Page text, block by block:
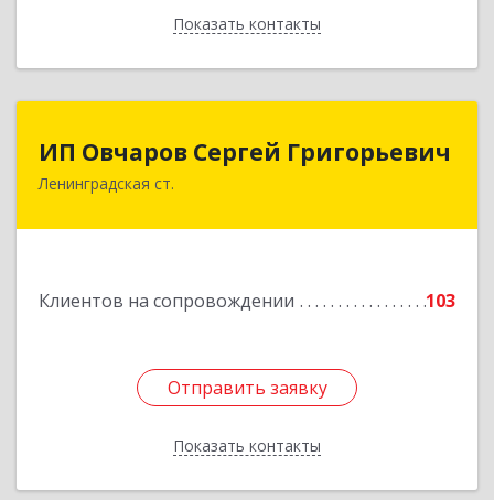
Показать контакты
Назад
ИП Овчаров Сергей Григорьевич
Ленинградская ст.
Клиентов на сопровождении 103
Отправить заявку
Показать контакты
ИП Овчаров Сергей Григорьевич
353740, Краснодарский край, Ленинградский р-
Подробнее
Отправить заявку
Назад